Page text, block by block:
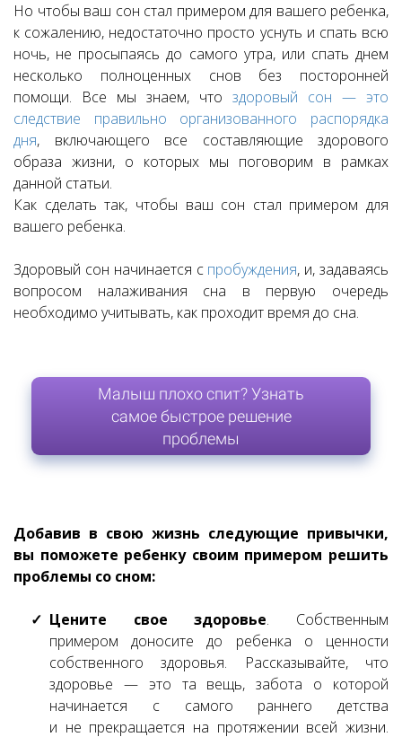
Но чтобы ваш сон стал примером для вашего ребенка,
к сожалению, недостаточно просто уснуть и спать всю
ночь, не просыпаясь до самого утра, или спать днем
несколько полноценных снов без посторонней
помощи. Все мы знаем, что здоровый сон — это
следствие правильно организованного распорядка
дня, включающего все составляющие здорового
образа жизни, о которых мы поговорим в рамках
данной статьи.
Как сделать так, чтобы ваш сон стал примером для
вашего ребенка.
Здоровый сон начинается с пробуждения, и, задаваясь
вопросом налаживания сна в первую очередь
необходимо учитывать, как проходит время до сна.
Малыш плохо спит? Узнать
самое быстрое решение
проблемы
Добавив в свою жизнь следующие привычки,
вы поможете ребенку своим примером решить
проблемы со сном:
Цените свое здоровье. Собственным
примером доносите до ребенка о ценности
собственного здоровья. Рассказывайте, что
здоровье — это та вещь, забота о которой
начинается с самого раннего детства
и не прекращается на протяжении всей жизни.